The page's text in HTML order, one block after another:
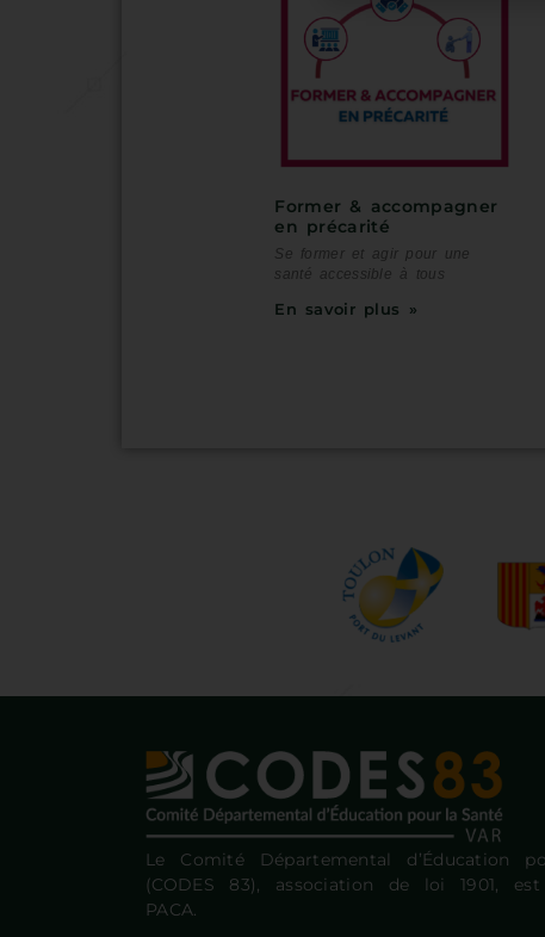
Former & accompagner
en précarité
Se former et agir pour une
santé accessible à tous
En savoir plus »
Le Comité Départemental d’Éducation
(CODES 83), association de loi 1901,
PACA.
demande à